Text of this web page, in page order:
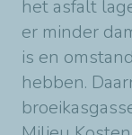
het asfalt
er minder
is en
hebben.